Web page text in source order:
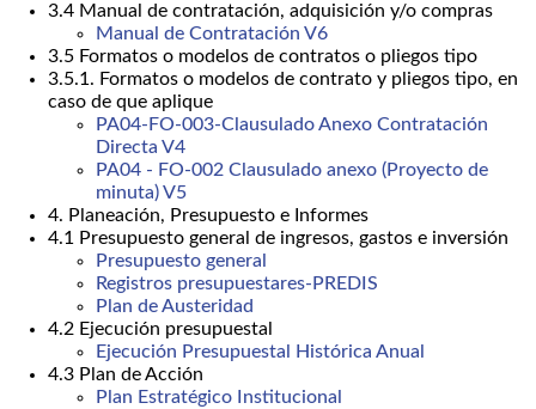
3.4 Manual de contratación, adquisición y/o compras
Manual de Contratación V6
3.5 Formatos o modelos de contratos o pliegos tipo
3.5.1. Formatos o modelos de contrato y pliegos tipo, en
caso de que aplique
PA04-FO-003-Clausulado Anexo Contratación
Directa V4
PA04 - FO-002 Clausulado anexo (Proyecto de
minuta) V5
4. Planeación, Presupuesto e Informes
4.1 Presupuesto general de ingresos, gastos e inversión
Presupuesto general
Registros presupuestares-PREDIS
Plan de Austeridad
4.2 Ejecución presupuestal
Ejecución Presupuestal Histórica Anual
4.3 Plan de Acción
Plan Estratégico Institucional